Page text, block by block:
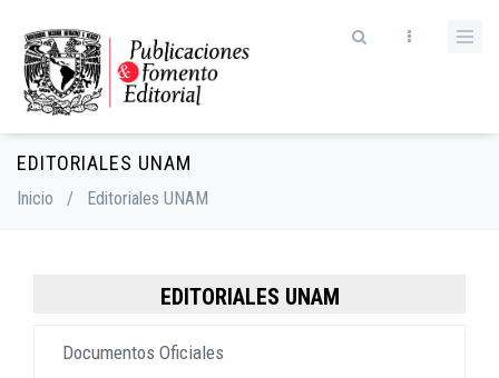
main
content
EDITORIALES UNAM
Breadcrumb
Inicio / Editoriales UNAM
EDITORIALES UNAM
Documentos Oficiales